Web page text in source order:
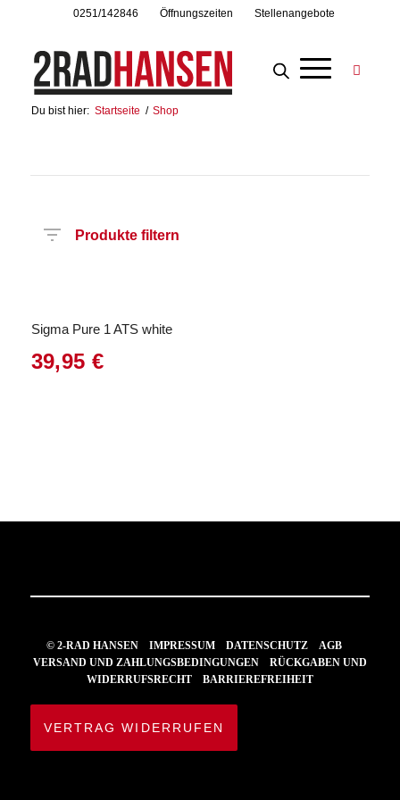
0251/142846 Öffnungszeiten Stellenangebote
Du bist hier: Startseite / Shop
Produkte filtern
Sigma Pure 1 ATS white
39,95 €
© 2-RAD HANSENIMPRESSUM DATENSCHUTZ
AGB
VERSAND UND ZAHLUNGSBEDINGUNGEN
RÜCKGABEN UND
WIDERRUFSRECHT
BARRIEREFREIHEIT
VERTRAG WIDERRUFEN